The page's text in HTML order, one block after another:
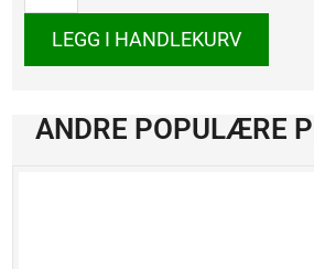
LEGG I HANDLEKURV
ANDRE POPULÆRE